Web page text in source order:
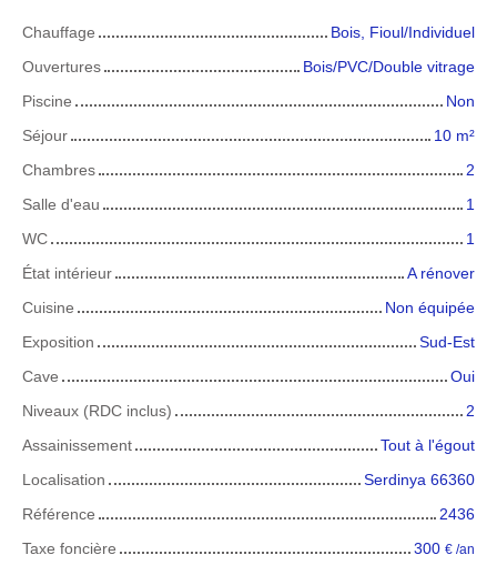
Chauffage
Bois, Fioul/Individuel
Ouvertures
Bois/PVC/Double vitrage
Piscine
Non
Séjour
10 m²
Chambres
2
Salle d'eau
1
WC
1
État intérieur
A rénover
Cuisine
Non équipée
Exposition
Sud-Est
Cave
Oui
Niveaux (RDC inclus)
2
Assainissement
Tout à l'égout
Localisation
Serdinya 66360
Référence
2436
Taxe foncière
300 € /an